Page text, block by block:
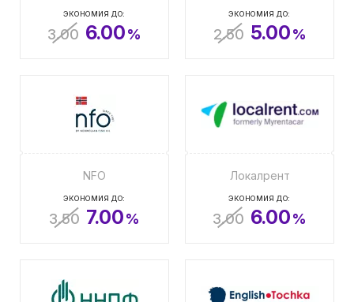
ЭКОНОМИЯ ДО:
3.00 6.00%
ЭКОНОМИЯ ДО:
2.50 5.00%
NFO
ЭКОНОМИЯ ДО:
3.50 7.00%
Локалрент
ЭКОНОМИЯ ДО:
3.00 6.00%